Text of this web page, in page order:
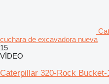
cuchara de excavadora nueva
15
VÍDEO
Caterpillar 320-Rock Bucket-